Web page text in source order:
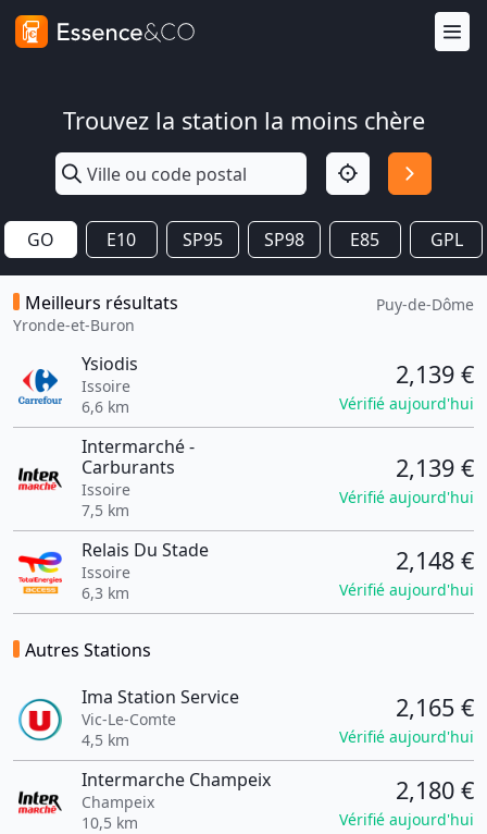
Trouvez la station la moins chère
GO E10 SP95 SP98 E85 GPL
Meilleurs résultats
Yronde-et-Buron
Puy-de-Dôme
Ysiodis
Issoire
6,6 km
2,139 €
Vérifié aujourd'hui
Intermarché -
Carburants
Issoire
7,5 km
2,139 €
Vérifié aujourd'hui
Relais Du Stade
Issoire
6,3 km
2,148 €
Vérifié aujourd'hui
Autres Stations
Ima Station Service
Vic-Le-Comte
4,5 km
2,165 €
Vérifié aujourd'hui
Intermarche Champeix
Champeix
10,5 km
2,180 €
Vérifié aujourd'hui